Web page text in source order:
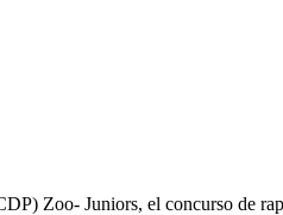
Zoo- Juniors, el concurso de